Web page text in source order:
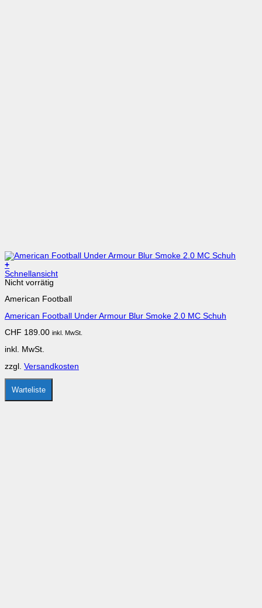
+
Dieses
Produkt
mehrere
auf.
Optionen
auf
Produktseite
gewählt
werden
Schnellansicht
Nicht vorrätig
American Football
American Football Under Armour Blur Smoke 2.0 MC Schuh
CHF 189.00 inkl. MwSt.
inkl. MwSt.
zzgl. Versandkosten
Warteliste